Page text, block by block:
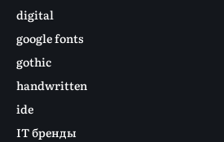
digital
google fonts
gothic
handwritten
ide
IT бренды